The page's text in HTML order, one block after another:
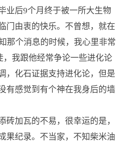
业后9个月终于被一所大生物
门由衷的快乐。不曾想，就在
那个消息的时候，我心里非常
我跟他经常争论一些进化论
，化石证据支持进化论，但是
有感觉到有个神在我身后的墙
加瓦的不易，很幸运的是，
果纪录。不当家，不知柴米油